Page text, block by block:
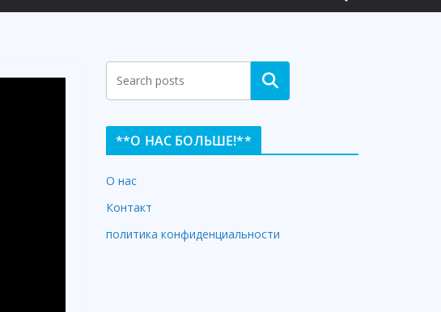
Search
**О НАС БОЛЬШЕ!**
О нас
Контакт
политика конфиденциальности